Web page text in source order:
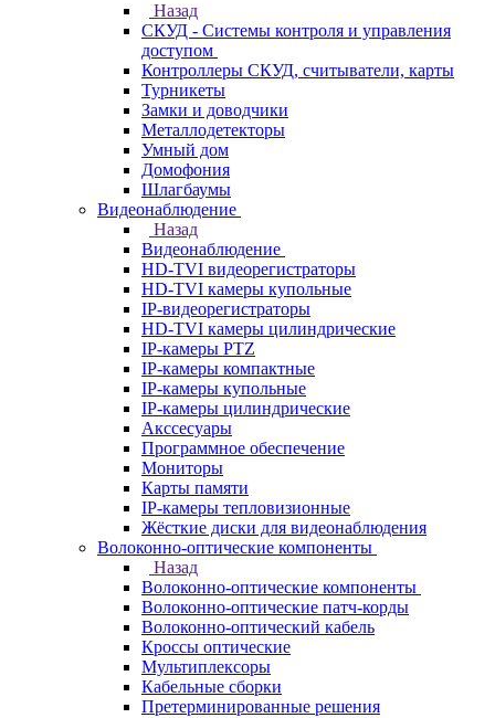
Назад
СКУД - Системы контроля и управления
доступом
Контроллеры СКУД, считыватели, карты
Турникеты
Замки и доводчики
Металлодетекторы
Умный дом
Домофония
Шлагбаумы
Видеонаблюдение
Назад
Видеонаблюдение
HD-TVI видеорегистраторы
HD-TVI камеры купольные
IP-видеорегистраторы
HD-TVI камеры цилиндрические
IP-камеры PTZ
IP-камеры компактные
IP-камеры купольные
IP-камеры цилиндрические
Акссесуары
Программное обеспечение
Мониторы
Карты памяти
IP-камеры тепловизионные
Жёсткие диски для видеонаблюдения
Волоконно-оптические компоненты
Назад
Волоконно-оптические компоненты
Волоконно-оптические патч-корды
Волоконно-оптический кабель
Кроссы оптические
Мультиплексоры
Кабельные сборки
Претерминированные решения